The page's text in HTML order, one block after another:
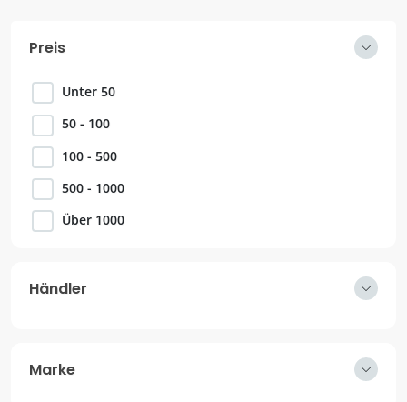
Preis
Unter 50
50 - 100
100 - 500
500 - 1000
Über 1000
Händler
Marke